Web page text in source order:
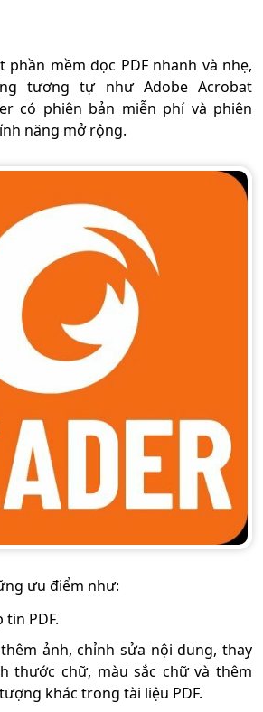
phần mềm đọc PDF nhanh và nhẹ,
tương tự như Adobe Acrobat
có phiên bản miễn phí và phiên
năng mở rộng.
ưu điểm như:
PDF.
ảnh, chỉnh sửa nội dung, thay
thước chữ, màu sắc chữ và thêm
khác trong tài liệu PDF.